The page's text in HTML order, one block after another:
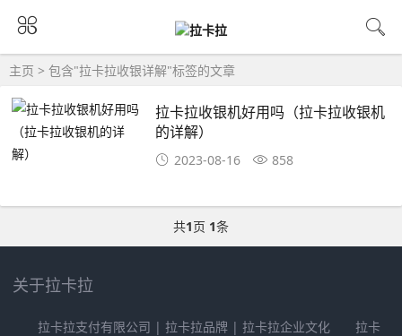
主页 > 包含"拉卡拉收银详解"标签的文章
拉卡拉收银机好用吗（拉卡拉收银机
的详解）
2023-08-16 858
共1页 1条
关于拉卡拉
拉卡拉支付有限公司 | 拉卡拉品牌 | 拉卡拉企业文化 拉卡